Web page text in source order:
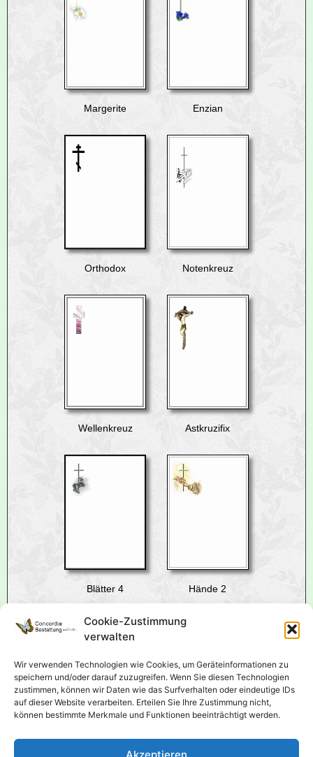
Cookie-Zustimmung
verwalten
Wir verwenden Technologien wie Cookies, um Geräteinformationen zu
speichern und/oder darauf zuzugreifen. Wenn Sie diesen Technologien
zustimmen, können wir Daten wie das Surfverhalten oder eindeutige IDs
auf dieser Website verarbeiten. Erteilen Sie Ihre Zustimmung nicht,
können bestimmte Merkmale und Funktionen beeinträchtigt werden.
Akzeptieren
Margerite Enzian
Orthodox Notenkreuz
Wellenkreuz Astkruzifix
Blätter 4 Hände 2